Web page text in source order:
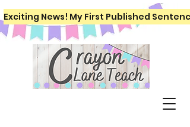
Exciting News! My First Published